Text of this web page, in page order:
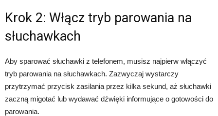
Krok 2: Włącz tryb parowania na
słuchawkach
Aby sparować słuchawki z telefonem, musisz najpierw włączyć
tryb parowania na słuchawkach. Zazwyczaj wystarczy
przytrzymać przycisk zasilania przez kilka sekund, aż słuchawki
zaczną migotać lub wydawać dźwięki informujące o gotowości do
parowania.